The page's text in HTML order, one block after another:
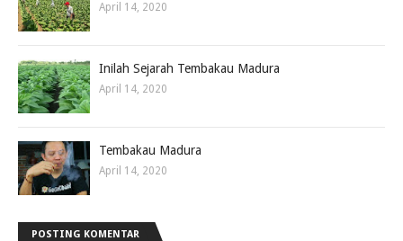
April 14, 2020
Inilah Sejarah Tembakau Madura
April 14, 2020
Tembakau Madura
April 14, 2020
POSTING KOMENTAR